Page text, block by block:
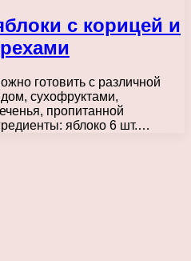
с корицей и
готовить с различной
сухофруктами,
пропитанной
яблоко 6 шт.…